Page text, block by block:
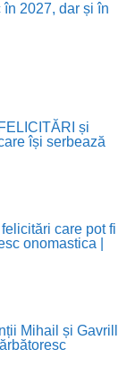
2027, dar și în
și
își serbează
care pot fi
onomastica |
Mihail și Gavrill